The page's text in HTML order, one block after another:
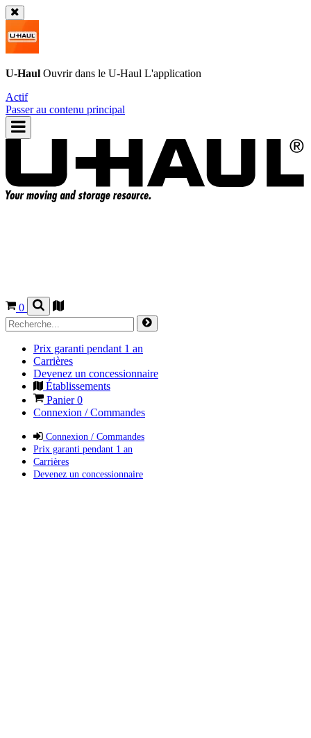
U-Haul Ouvrir dans le U-Haul L'application
Actif
Passer au contenu principal
0
Prix garanti pendant 1 an
Carrières
Devenez un concessionnaire
Établissements
Panier0
Connexion / Commandes
Connexion / Commandes
Prix garanti pendant 1 an
Carrières
Devenez un concessionnaire